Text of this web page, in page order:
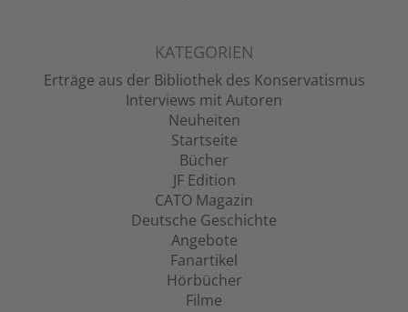
KATEGORIEN
Erträge aus der Bibliothek des Konservatismus
Interviews mit Autoren
Neuheiten
Startseite
Bücher
JF Edition
CATO Magazin
Deutsche Geschichte
Angebote
Fanartikel
Hörbücher
Filme